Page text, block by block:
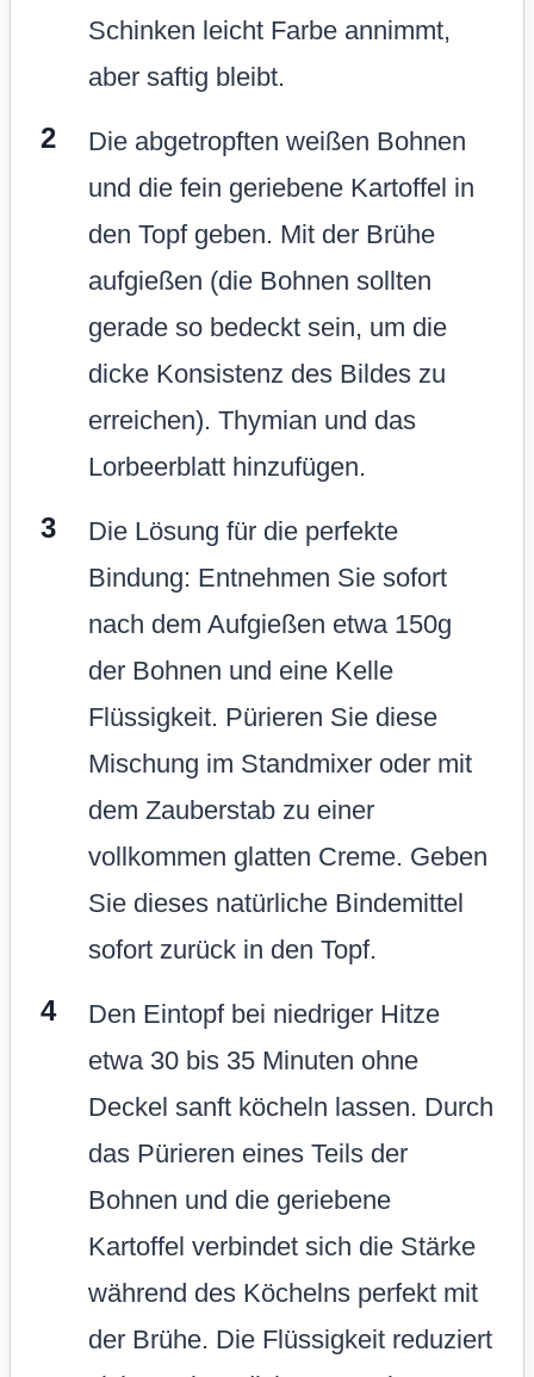
Schinken leicht Farbe annimmt,
aber saftig bleibt.
Die abgetropften weißen Bohnen
und die fein geriebene Kartoffel in
den Topf geben. Mit der Brühe
aufgießen (die Bohnen sollten
gerade so bedeckt sein, um die
dicke Konsistenz des Bildes zu
erreichen). Thymian und das
Lorbeerblatt hinzufügen.
Die Lösung für die perfekte
Bindung: Entnehmen Sie sofort
nach dem Aufgießen etwa 150g
der Bohnen und eine Kelle
Flüssigkeit. Pürieren Sie diese
Mischung im Standmixer oder mit
dem Zauberstab zu einer
vollkommen glatten Creme. Geben
Sie dieses natürliche Bindemittel
sofort zurück in den Topf.
Den Eintopf bei niedriger Hitze
etwa 30 bis 35 Minuten ohne
Deckel sanft köcheln lassen. Durch
das Pürieren eines Teils der
Bohnen und die geriebene
Kartoffel verbindet sich die Stärke
während des Köchelns perfekt mit
der Brühe. Die Flüssigkeit reduziert